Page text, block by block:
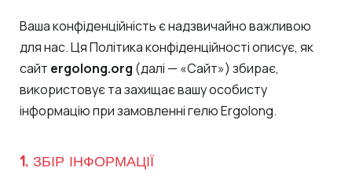
Ваша конфіденційність є надзвичайно важливою
для нас. Ця Політика конфіденційності описує, як
сайт ergolong.org (далі — «Сайт») збирає,
використовує та захищає вашу особисту
інформацію при замовленні гелю Ergolong.
1. ЗБІР ІНФОРМАЦІЇ